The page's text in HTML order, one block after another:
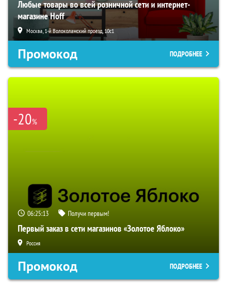
Любые товары во всей розничной сети и интернет-
магазине Hoff
Москва, 1-й Волоколамский проезд, 10с1
Промокод ПОДРОБНЕЕ
-20%
06:25:12 Получи первым!
Первый заказ в сети магазинов «Золотое Яблоко»
Россия
Промокод ПОДРОБНЕЕ